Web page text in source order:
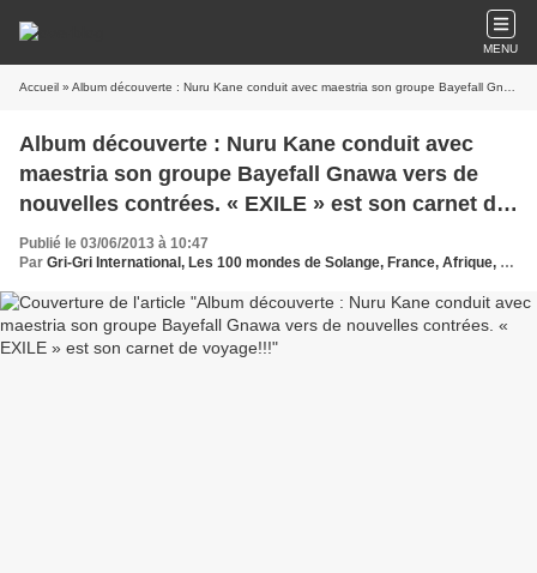
MENU
Accueil » Album découverte : Nuru Kane conduit avec maestria son groupe Bayefall Gnawa vers de nouvelles contrées. « EXILE » est son carnet de voyage!!!
Album découverte : Nuru Kane conduit avec
maestria son groupe Bayefall Gnawa vers de
nouvelles contrées. « EXILE » est son carnet de
voyage!!!
Publié le 03/06/2013 à 10:47
Par Gri-Gri International, Les 100 mondes de Solange, France, Afrique, World, Ma solange Oussou, Nuru Kane, Canal+, Algerie , Bechar